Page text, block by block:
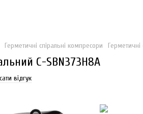
Герметичні спіральні компресори
C-SBN373H8A
відгук